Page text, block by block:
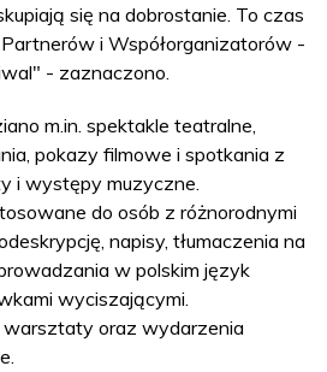
się na dobrostanie. To czas
i Współorganizatorów -
- zaznaczono.
m.in. spektakle teatralne,
pokazy filmowe i spotkania z
i występy muzyczne.
do osób z różnorodnymi
napisy, tłumaczenia na
w polskim język
wyciszającymi.
oraz wydarzenia